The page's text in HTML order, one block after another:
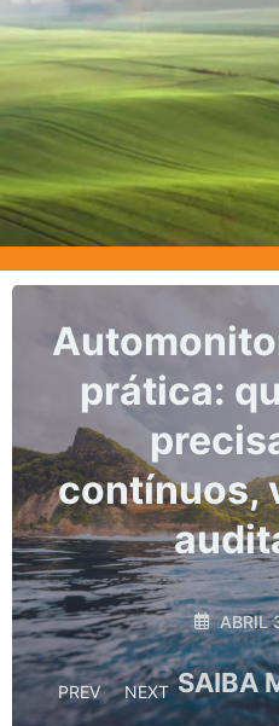
Marcos,
riscos
ABRIL
SAIBA
PREV NEXT